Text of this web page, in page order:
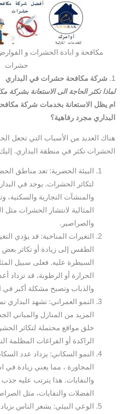
مكافحة و ابادة الحشرات و
حشرات
1.
شركة مكافحة حشرات في البداري
لماذا تكثر الحاجة الى الاستعانة
ام يظل الاستعانة بخدمات شركة
البداري مجرد رفاهية؟
هناك العديد من الأسباب التي تجعل
الحشرات تكثر في منطقة البداري.
البيئة الحضرية: تعد مناطق
لتكاثر الحشرات. يوجد في
والمنشآت التجارية والسكنية،
المثالية لانتشار الحشرات مثل
والصراصير.
التغيرات المناخية: قد يؤدي
الطقس إلى زيادة أو تكاثر
السيطرة عليه. فعلى سبيل
الحرارة أو الرطوبة، قد تزداد
والذباب وتصبح مشكلة أكبر في
النمو العمراني: تشهد البداري
المزيد من المنازل والمباني
خلق مواقع محتملة لتكاثر
الراكدة أو الفراغات المظلمة
النمو السكاني: يزداد عدد
المجاورة ، مما يعني زيادة في
والنفايات. هذا يترتب عليه
الفضلات والنفايات، مثل
الوعي البيئي: يشعر الناس